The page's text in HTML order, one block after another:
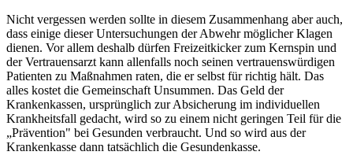
Nicht vergessen werden sollte in diesem Zusammenhang aber auch,
dass einige dieser Untersuchungen der Abwehr möglicher Klagen
dienen. Vor allem deshalb dürfen Freizeitkicker zum Kernspin und
der Vertrauensarzt kann allenfalls noch seinen vertrauenswürdigen
Patienten zu Maßnahmen raten, die er selbst für richtig hält. Das
alles kostet die Gemeinschaft Unsummen. Das Geld der
Krankenkassen, ursprünglich zur Absicherung im individuellen
Krankheitsfall gedacht, wird so zu einem nicht geringen Teil für die
„Prävention" bei Gesunden verbraucht. Und so wird aus der
Krankenkasse dann tatsächlich die Gesundenkasse.